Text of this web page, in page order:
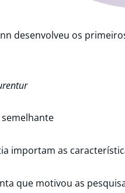
desenvolveu os
importam as
que motivou as